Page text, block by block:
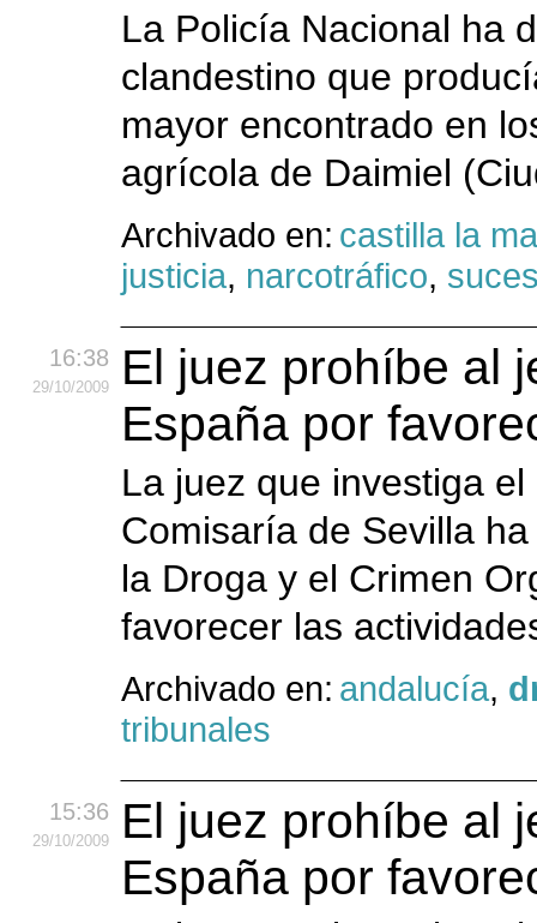
La Policía Nacional ha
clandestino que
mayor encontrado en
agrícola de Daimiel
Archivado en: castilla la
justicia, narcotráfico,
16:38
29/10/2009
El juez prohíbe al
España por
La juez que investiga
Comisaría de Sevilla
la Droga y el Crimen
favorecer las
Archivado en: andalucía,
tribunales
15:36
29/10/2009
El juez prohíbe al
España por